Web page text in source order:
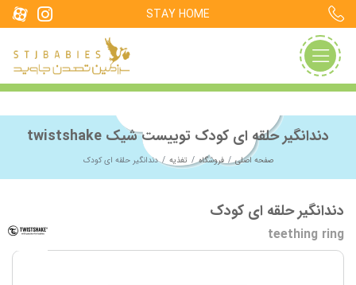
STAY HOME
دندانگیر حلقه ای کودک توییست شیک twistshake
صفحه اصلی فروشگاه تغذیه دندانگیر حلقه ای کودک
دندانگیر حلقه ای کودک
teething ring